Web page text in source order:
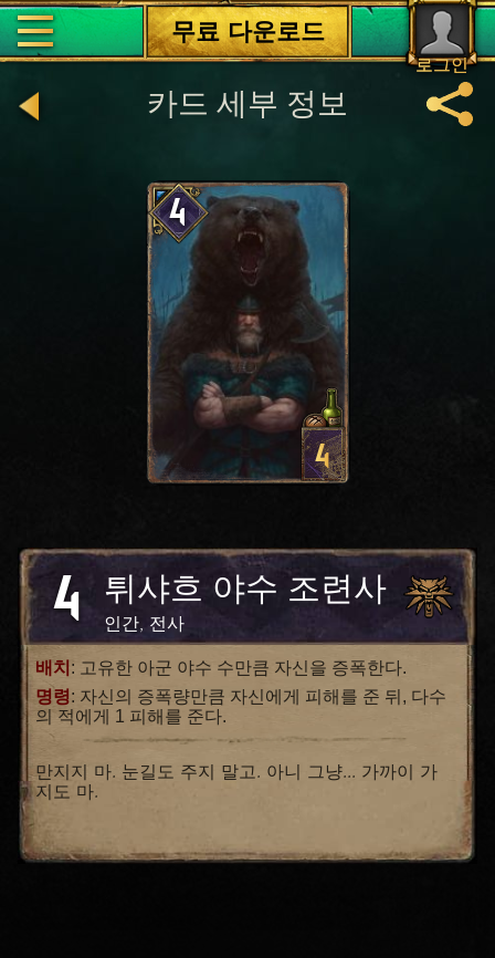
로그인
무료 다운로드
카드 세부 정보
4
4
4 튀샤흐 야수 조련사
인간, 전사
배치 : 고유한 아군 야수 수만큼 자신을 증폭한다.
명령: 자신의 증폭량만큼 자신에게 피해를 준 뒤, 다수
의 적에게 1 피해를 준다.
만지지 마. 눈길도 주지 말고. 아니 그냥... 가까이 가
지도 마.